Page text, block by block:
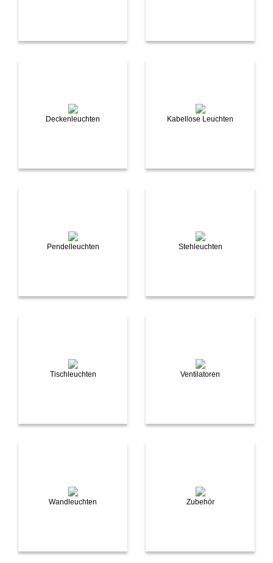
Deckenleuchten Kabellose Leuchten
Pendelleuchten Stehleuchten
Tischleuchten Ventilatoren
Wandleuchten Zubehör